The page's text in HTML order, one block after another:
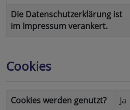
Die Datenschutzerklärung ist
im Impressum verankert.
Cookies
Cookies werden genutzt?
Ja